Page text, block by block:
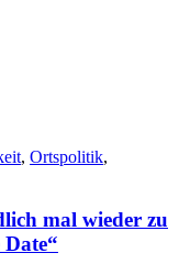
, Ortspolitik,
mal wieder zu